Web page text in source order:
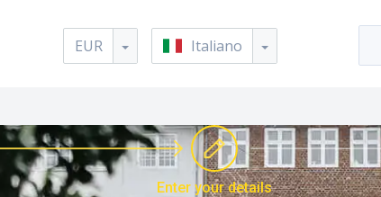
EUR Italiano
Enter your details